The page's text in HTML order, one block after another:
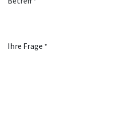
Ihre Frage *